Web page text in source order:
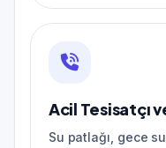
Acil Tesisatçı
Su patlağı, gece